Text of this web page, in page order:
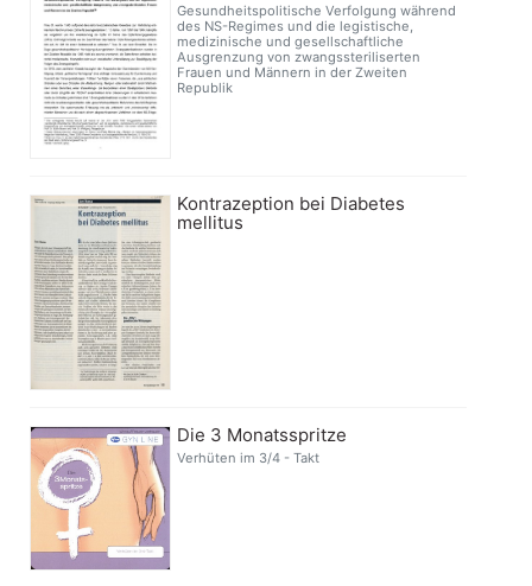
Gesundheitspolitische Verfolgung während
des NS-Regimes und die legistische,
medizinische und gesellschaftliche
Ausgrenzung von zwangssteriliserten
Frauen und Männern in der Zweiten
Republik
Kontrazeption bei Diabetes
mellitus
Die 3 Monatsspritze
Verhüten im 3/4 - Takt